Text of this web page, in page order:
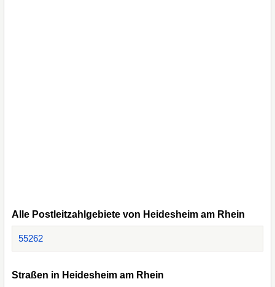
Alle Postleitzahlgebiete von Heidesheim am Rhein
55262
Straßen in Heidesheim am Rhein